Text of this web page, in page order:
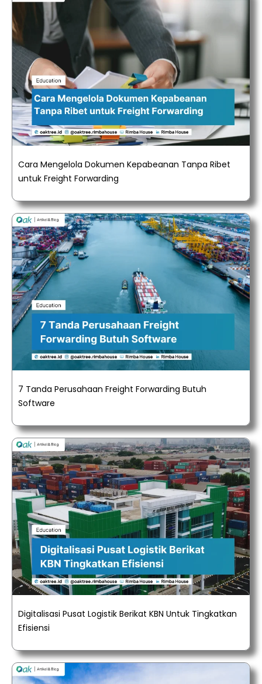
Cara Mengelola Dokumen Kepabeanan Tanpa Ribet
untuk Freight Forwarding
7 Tanda Perusahaan Freight Forwarding Butuh
Software
Digitalisasi Pusat Logistik Berikat KBN Untuk Tingkatkan
Efisiensi